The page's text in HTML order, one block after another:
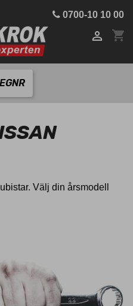
0700-10 10 00
shopping_cart

Välj din årsmodell